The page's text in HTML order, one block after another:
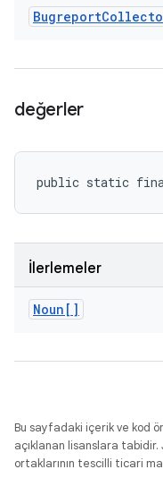
Bugreport
değerler
public static
İlerlemeler
Noun[]
Bu sayfadaki içerik ve kod
açıklanan lisanslara
ortaklarının tescilli ticari